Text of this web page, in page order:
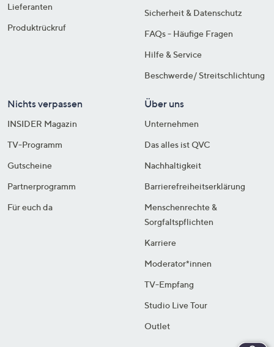
Lieferanten
Produktrückruf
Sicherheit & Datenschutz
FAQs - Häufige Fragen
Hilfe & Service
Beschwerde/ Streitschlichtung
Nichts verpassen
INSIDER Magazin
TV-Programm
Gutscheine
Partnerprogramm
Für euch da
Über uns
Unternehmen
Das alles ist QVC
Nachhaltigkeit
Barrierefreiheitserklärung
Menschenrechte &
Sorgfaltspflichten
Karriere
Moderator*innen
TV-Empfang
Studio Live Tour
Outlet